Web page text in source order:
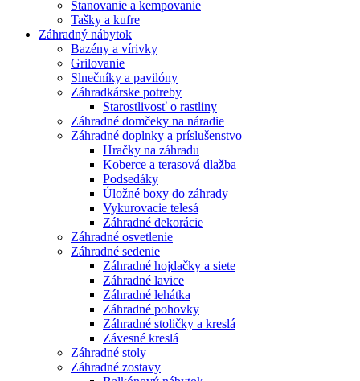
Stanovanie a kempovanie
Tašky a kufre
Záhradný nábytok
Bazény a vírivky
Grilovanie
Slnečníky a pavilóny
Záhradkárske potreby
Starostlivosť o rastliny
Záhradné domčeky na náradie
Záhradné doplnky a príslušenstvo
Hračky na záhradu
Koberce a terasová dlažba
Podsedáky
Úložné boxy do záhrady
Vykurovacie telesá
Záhradné dekorácie
Záhradné osvetlenie
Záhradné sedenie
Záhradné hojdačky a siete
Záhradné lavice
Záhradné lehátka
Záhradné pohovky
Záhradné stoličky a kreslá
Závesné kreslá
Záhradné stoly
Záhradné zostavy